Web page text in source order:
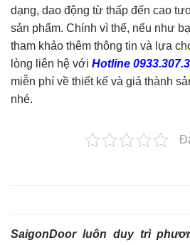
dạng, dao động từ thấp đến cao
sản phẩm. Chính vì thế, nếu như
tham khảo thêm thông tin và lựa
lòng liên hệ với Hotline
miễn phí về thiết kế và giá thành
nhé.
SaigonDoor luôn duy trì